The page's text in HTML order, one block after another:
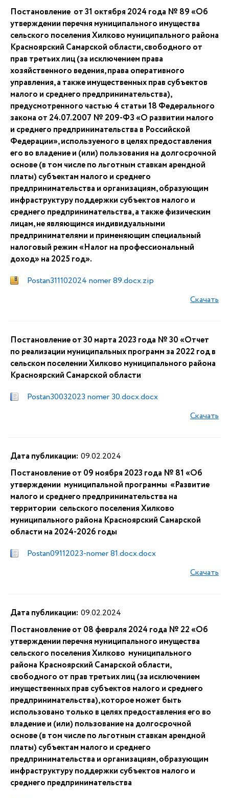
Постановление от 31 октября 2024 года № 89 «Об
утверждении перечня муниципального имущества
сельского поселения Хилково муниципального района
Красноярский Самарской области, свободного от
прав третьих лиц (за исключением права
хозяйственного ведения, права оперативного
управления, а также имущественных прав субъектов
малого и среднего предпринимательства),
предусмотренного частью 4 статьи 18 Федерального
закона от 24.07.2007 № 209-ФЗ «О развитии малого
и среднего предпринимательства в Российской
Федерации», используемого в целях предоставления
его во владение и (или) пользования на долгосрочной
основе (в том числе по льготным ставкам арендной
платы) субъектам малого и среднего
предпринимательства и организациям, образующим
инфраструктуру поддержки субъектов малого и
среднего предпринимательства, а также физическим
лицам, не являющимся индивидуальными
предпринимателями и применяющим специальный
налоговый режим «Налог на профессиональный
доход» на 2025 год».
Postan311102024 nomer 89.docx.zip
Скачать
Постановление от 30 марта 2023 года № 30 «Отчет
по реализации муниципальных программ за 2022 год в
сельском поселении Хилково муниципального района
Красноярский Самарской области
Postan30032023 nomer 30.docx.docx
Скачать
Дата публикации: 09.02.2024
Постановление от 09 ноября 2023 года № 81 «Об
утверждении муниципальной программы «Развитие
малого и среднего предпринимательства на
территории сельского поселения Хилково
муниципального района Красноярский Самарской
области на 2024-2026 годы
Postan09112023-nomer 81.docx.docx
Скачать
Дата публикации: 09.02.2024
Постановление от 08 февраля 2024 года № 22 «Об
утверждении перечня муниципального имущества
сельского поселения Хилково муниципального
района Красноярский Самарской области,
свободного от прав третьих лиц (за исключением
имущественных прав субъектов малого и среднего
предпринимательства), которое может быть
использовано только в целях предоставления его во
владение и (или) пользование на долгосрочной
основе (в том числе по льготным ставкам арендной
платы) субъектам малого и среднего
предпринимательства и организациям, образующим
инфраструктуру поддержки субъектов малого и
среднего предпринимательства